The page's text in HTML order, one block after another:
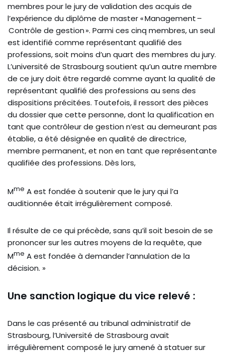
membres pour le jury de validation des acquis de
l’expérience du diplôme de master « Management –
Contrôle de gestion ». Parmi ces cinq membres, un seul
est identifié comme représentant qualifié des
professions, soit moins d’un quart des membres du jury.
L’université de Strasbourg soutient qu’un autre membre
de ce jury doit être regardé comme ayant la qualité de
représentant qualifié des professions au sens des
dispositions précitées. Toutefois, il ressort des pièces
du dossier que cette personne, dont la qualification en
tant que contrôleur de gestion n’est au demeurant pas
établie, a été désignée en qualité de directrice,
membre permanent, et non en tant que représentante
qualifiée des professions. Dès lors,
Mme A est fondée à soutenir que le jury qui l’a
auditionnée était irrégulièrement composé.
Il résulte de ce qui précède, sans qu’il soit besoin de se
prononcer sur les autres moyens de la requête, que
Mme A est fondée à demander l’annulation de la
décision. »
Une sanction logique du vice relevé :
Dans le cas présenté au tribunal administratif de
Strasbourg, l’Université de Strasbourg avait
irrégulièrement composé le jury amené à statuer sur